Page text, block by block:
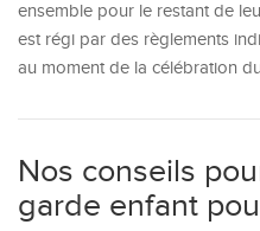
ensemble pour le restant de
est régi par des règlements
au moment de la célébration
Nos conseils
garde enfant